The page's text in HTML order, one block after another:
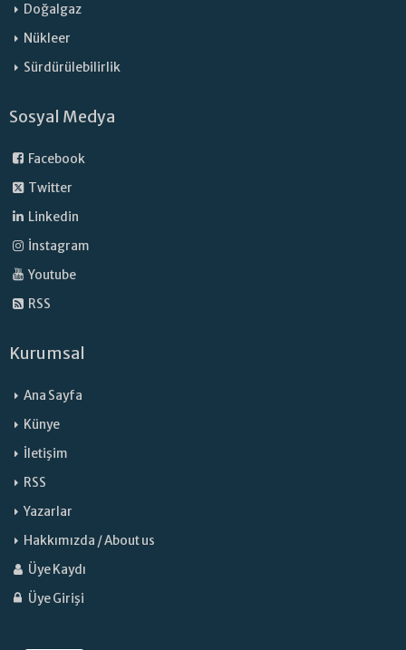
Doğalgaz
Nükleer
Sürdürülebilirlik
Sosyal Medya
Facebook
Twitter
Linkedin
İnstagram
Youtube
RSS
Kurumsal
Ana Sayfa
Künye
İletişim
RSS
Yazarlar
Hakkımızda / About us
Üye Kaydı
Üye Girişi